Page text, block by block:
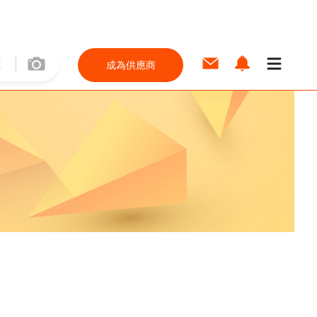
成為供應商